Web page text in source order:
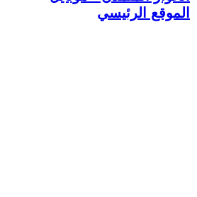
الموقع الرئيسي